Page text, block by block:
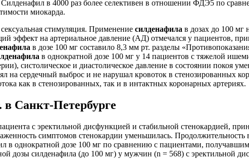
в 4000 раз более селективен в отношении ФДЭ5 по
миокарда.
сексуальная стимуляция. Применение силденафила в дозах до 100
эффект на артериальное давление (АД) отмечался у пациентов,
в дозе 100 мг составило 8,3 мм рт. разделы
в однократной дозе 100 мг у 14 пациентов с тяжелой
систолическое и диастолическое давление в состоянии покоя
на сердечный выброс и не нарушал кровоток в стенозированных
как в стенозированных, так и в интактных коронарных артериях.
Санкт-Петербурге
с эректильной дисфункцией и стабильной стенокардией,
симптомов стенокардии уменьшилась.
в однократной дозе 100 мг по сравнению с пациентами,
дозы силденафила (до 100 мг) у мужчин (n = 568) с эректильной